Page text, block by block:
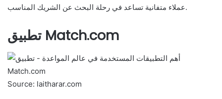
عملاء متفانية تساعد في رحلة البحث عن الشريك المناسب.
تطبيق Match.com
Source: laitharar.com